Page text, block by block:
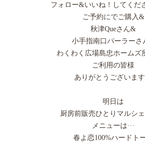
フォロー&いいね！してくだ
ご予約にでご購入&
秋津Queさん&
小手指南口パーラーさ
わくわく広場島忠ホームズ
ご利用の皆様
ありがとうございます
明日は
厨房前販売ひとりマルシェ
メニューは···
春よ恋100%ハードト